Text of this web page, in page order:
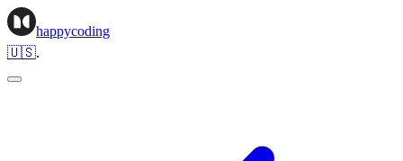
happycoding
🇺🇸.